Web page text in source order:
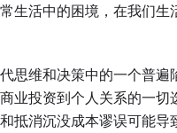
生活中的困境，在我们
思维和决策中的一个普
业投资到个人关系的一
抵消沉没成本谬误可能